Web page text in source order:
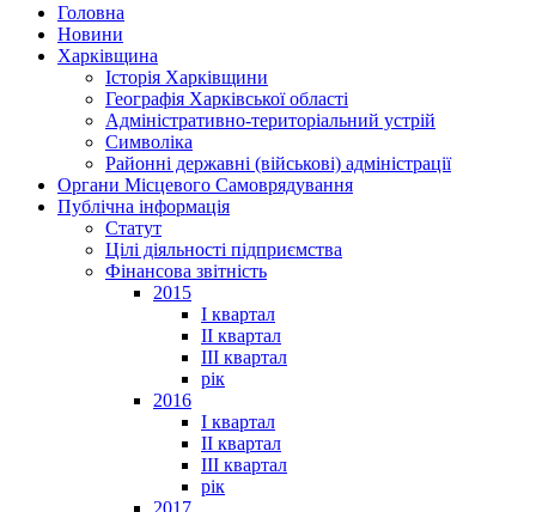
Головна
Новини
Харківщина
Історія Харківщини
Географія Харківської області
Адміністративно-територіальний устрій
Символіка
Районні державні (військові) адміністрації
Органи Місцевого Самоврядування
Публічна інформація
Статут
Цілі діяльності підприємства
Фінансова звітність
2015
I квартал
II квартал
III квартал
рік
2016
I квартал
II квартал
III квартал
рік
2017